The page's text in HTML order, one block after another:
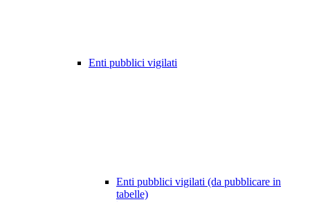
Enti pubblici vigilati
Enti pubblici vigilati (da pubblicare in
tabelle)